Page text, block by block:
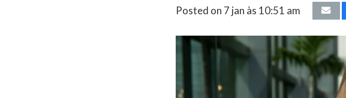
Posted on 7 jan às 10:51 am